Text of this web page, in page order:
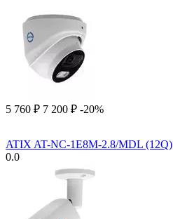
5 760 ₽ 7 200 ₽ -20%
ATIX AT-NC-1E8M-2.8/MDL (12Q)
0.0